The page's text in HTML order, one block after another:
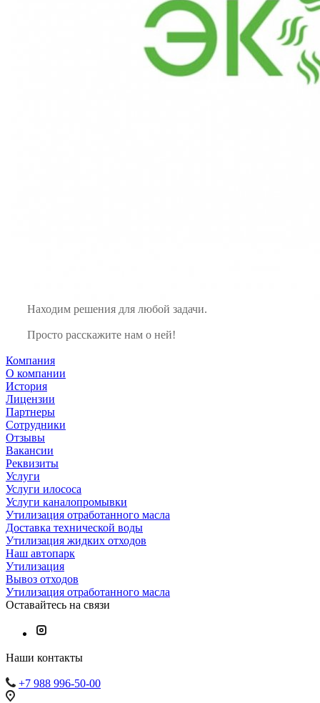
Находим решения для любой задачи.
Просто расскажите нам о ней!
Компания
О компании
История
Лицензии
Партнеры
Сотрудники
Отзывы
Вакансии
Реквизиты
Услуги
Услуги илососа
Услуги каналопромывки
Утилизация отработанного масла
Доставка технической воды
Утилизация жидких отходов
Наш автопарк
Утилизация
Вывоз отходов
Утилизация отработанного масла
Оставайтесь на связи
Наши контакты
+7 988 996-50-00